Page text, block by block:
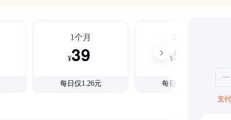
1个月
¥39
每日仅1.26元
3个月
¥99
每日仅1.08元
支